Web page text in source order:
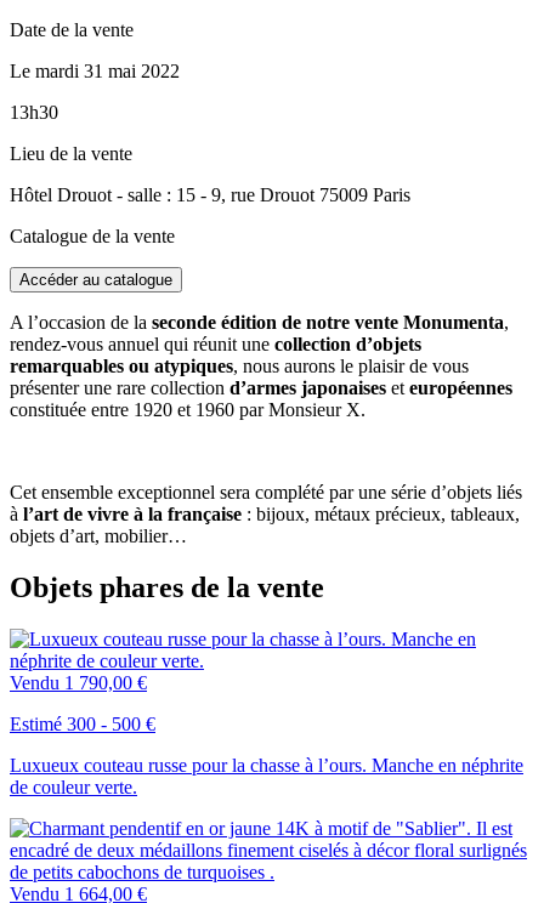
Date de la vente
Le mardi 31 mai 2022
13h30
Lieu de la vente
Hôtel Drouot - salle : 15 - 9, rue Drouot 75009 Paris
Catalogue de la vente
Accéder au catalogue
A l’occasion de la seconde édition de notre vente Monumenta,
rendez-vous annuel qui réunit une collection d’objets
remarquables ou atypiques, nous aurons le plaisir de vous
présenter une rare collection d’armes japonaises et européennes
constituée entre 1920 et 1960 par Monsieur X.
Cet ensemble exceptionnel sera complété par une série d’objets liés
à l’art de vivre à la française : bijoux, métaux précieux, tableaux,
objets d’art, mobilier…
Objets phares de la vente
Vendu 1 790,00 €
Estimé 300 - 500 €
Luxueux couteau russe pour la chasse à l’ours. Manche en néphrite
de couleur verte.
Vendu 1 664,00 €